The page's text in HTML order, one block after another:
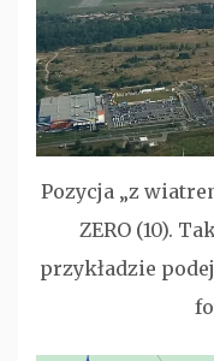
Pozycja „z
ZERO (10).
przykładzie